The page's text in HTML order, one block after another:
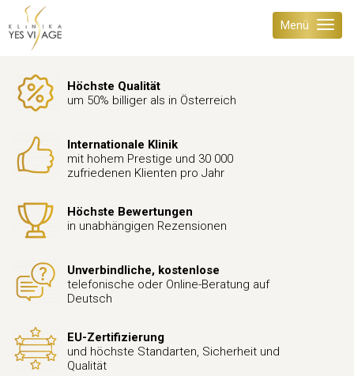
Menü
Höchste Qualität
um 50% billiger als in Österreich
Internationale Klinik
mit hohem Prestige und 30 000
zufriedenen Klienten pro Jahr
Höchste Bewertungen
in unabhängigen Rezensionen
Unverbindliche, kostenlose
telefonische oder Online-Beratung auf
Deutsch
EU-Zertifizierung
und höchste Standarten, Sicherheit und
Qualität